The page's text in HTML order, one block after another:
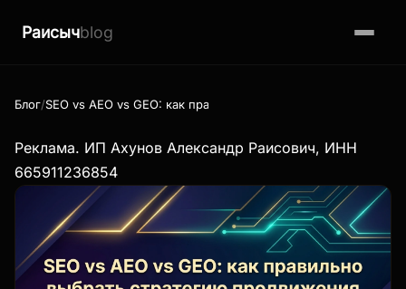
Раисычblog
Блог SEO vs AEO vs GEO: как правильно выбрать стратегию
Реклама. ИП Ахунов Александр Раисович, ИНН
665911236854